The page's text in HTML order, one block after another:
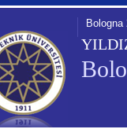
Bologna